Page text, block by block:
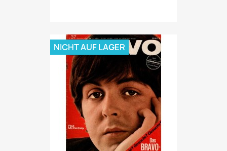
NICHT AUF LAGER